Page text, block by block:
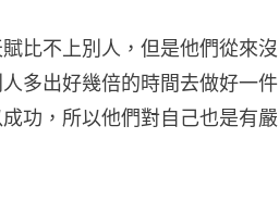
比不上別人，但是他們從來沒
多出好幾倍的時間去做好一件
功，所以他們對自己也是有嚴